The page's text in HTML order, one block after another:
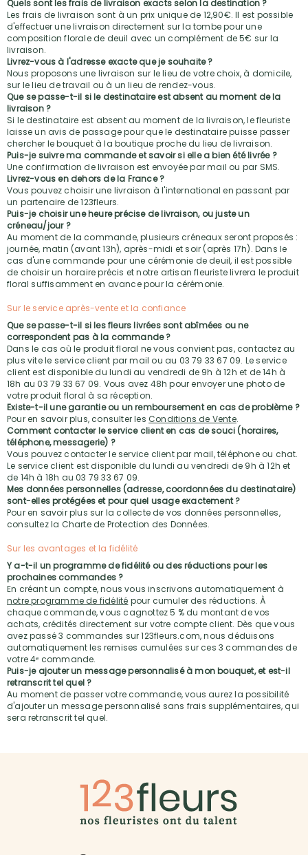
Quels sont les frais de livraison exacts selon la destination ?
Les frais de livraison sont à un prix unique de 12,90€. Il est possible
d'effectuer une livraison directement sur la tombe pour une
composition florale de deuil avec un complément de 5€ sur la
livraison.
Livrez-vous à l'adresse exacte que je souhaite ?
Nous proposons une livraison sur le lieu de votre choix, à domicile,
sur le lieu de travail ou à un lieu de rendez-vous.
Que se passe-t-il si le destinataire est absent au moment de la
livraison ?
Si le destinataire est absent au moment de la livraison, le fleuriste
laisse un avis de passage pour que le destinataire puisse passer
chercher le bouquet à la boutique proche du lieu de livraison.
Puis-je suivre ma commande et savoir si elle a bien été livrée ?
Une confirmation de livraison est envoyée par mail ou par SMS.
Livrez-vous en dehors de la France ?
Vous pouvez choisir une livraison à l'international en passant par
un partenaire de 123fleurs.
Puis-je choisir une heure précise de livraison, ou juste un
créneau/jour ?
Au moment de la commande, plusieurs créneaux seront proposés :
journée, matin (avant 13h), après-midi et soir (après 17h). Dans le
cas d'une commande pour une cérémonie de deuil, il est possible
de choisir un horaire précis et notre artisan fleuriste livrera le produit
floral suffisamment en avance pour la cérémonie.
Sur le service après-vente et la confiance
Que se passe-t-il si les fleurs livrées sont abîmées ou ne
correspondent pas à la commande ?
Dans le cas où le produit floral ne vous convient pas, contactez au
plus vite le service client par mail ou au 03 79 33 67 09. Le service
client est disponible du lundi au vendredi de 9h à 12h et de 14h à
18h au 03 79 33 67 09. Vous avez 48h pour envoyer une photo de
votre produit floral à sa réception.
Existe-t-il une garantie ou un remboursement en cas de problème ?
Pour en savoir plus, consulter les Conditions de Vente.
Comment contacter le service client en cas de souci (horaires,
téléphone, messagerie) ?
Vous pouvez contacter le service client par mail, téléphone ou chat.
Le service client est disponible du lundi au vendredi de 9h à 12h et
de 14h à 18h au 03 79 33 67 09.
Mes données personnelles (adresse, coordonnées du destinataire)
sont-elles protégées et pour quel usage exactement ?
Pour en savoir plus sur la collecte de vos données personnelles,
consultez la Charte de Protection des Données.
Sur les avantages et la fidélité
Y a-t-il un programme de fidélité ou des réductions pour les
prochaines commandes ?
En créant un compte, nous vous inscrivons automatiquement à
notre programme de fidélité pour cumuler des réductions. À
chaque commande, vous cagnottez 5 % du montant de vos
achats, crédités directement sur votre compte client. Dès que vous
avez passé 3 commandes sur 123fleurs.com, nous déduisons
automatiquement les remises cumulées sur ces 3 commandes de
votre 4ᵉ commande.
Puis-je ajouter un message personnalisé à mon bouquet, et est-il
retranscrit tel quel ?
Au moment de passer votre commande, vous aurez la possibilité
d'ajouter un message personnalisé sans frais supplémentaires, qui
sera retranscrit tel quel.